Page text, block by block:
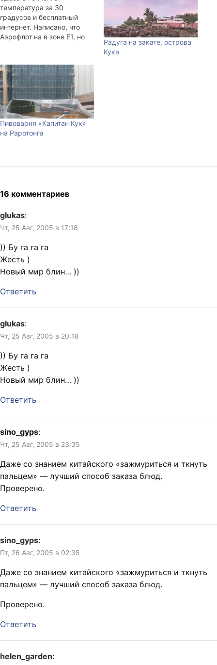
температура за 30
градусов и бесплатный
интернет. Написано, что
Аэрофлот на в зоне E1, но
отображается, так что я в
общем-то спокоен. Лишь
бы багаж не потеряли. У Air
New Zealand отличные
самолёты, отличный
сервис. Им бы ещё
позаимствовать…
Радуга на закате, острова
Кука
Пивоварня «Капитан Кук»
на Раротонга
16 комментариев
glukas:
Чт, 25 Авг, 2005 в 17:18
)) Бу га га га
Жесть )
Новый мир блин… ))
Ответить
glukas:
Чт, 25 Авг, 2005 в 20:18
)) Бу га га га
Жесть )
Новый мир блин… ))
Ответить
sino_gyps:
Чт, 25 Авг, 2005 в 23:35
Даже со знанием китайского «зажмуриться и ткнуть
пальцем» — лучший способ заказа блюд.
Проверено.
Ответить
sino_gyps:
Пт, 26 Авг, 2005 в 02:35
Даже со знанием китайского «зажмуриться и ткнуть
пальцем» — лучший способ заказа блюд.
Проверено.
Ответить
helen_garden: